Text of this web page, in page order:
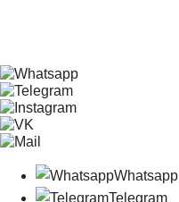
Whatsapp
Telegram